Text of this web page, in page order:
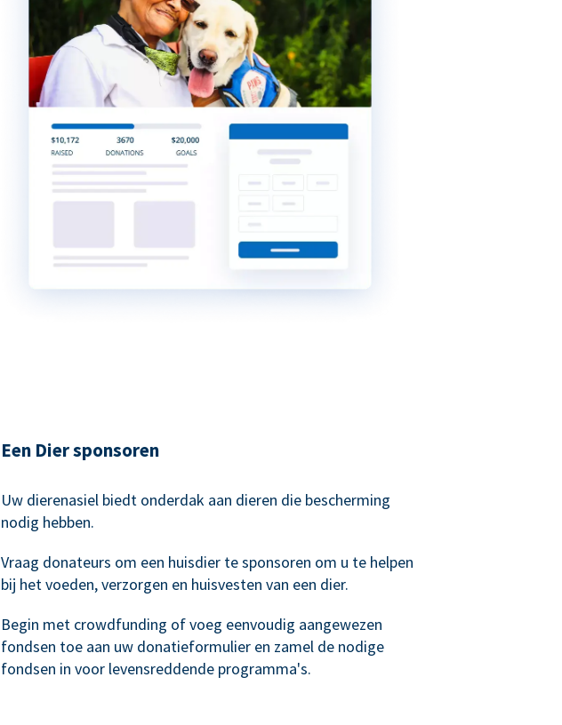
Een Dier sponsoren
Uw dierenasiel biedt onderdak aan dieren die bescherming
nodig hebben.
Vraag donateurs om een huisdier te sponsoren om u te helpen
bij het voeden, verzorgen en huisvesten van een dier.
Begin met crowdfunding of voeg eenvoudig aangewezen
fondsen toe aan uw donatieformulier en zamel de nodige
fondsen in voor levensreddende programma's.